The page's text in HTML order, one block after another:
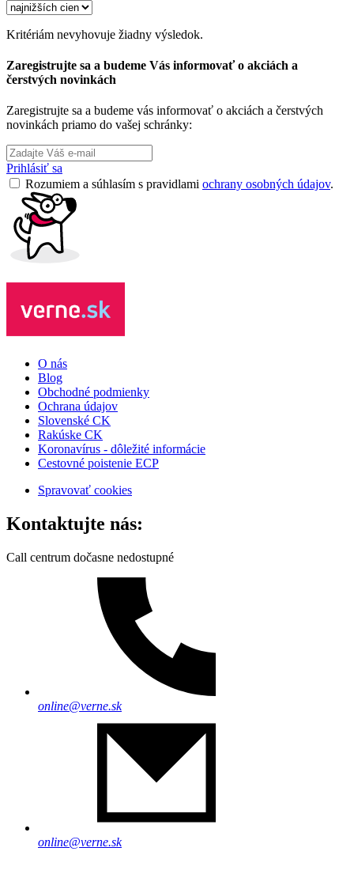
Kritériám nevyhovuje žiadny výsledok.
Zaregistrujte sa a budeme Vás informovať o akciách a
čerstvých novinkách
Zaregistrujte sa a budeme vás informovať o akciách a čerstvých
novinkách priamo do vašej schránky:
Prihlásiť sa
Rozumiem a súhlasím s pravidlami ochrany osobných údajov.
O nás
Blog
Obchodné podmienky
Ochrana údajov
Slovenské CK
Rakúske CK
Koronavírus - dôležité informácie
Cestovné poistenie ECP
Spravovať cookies
Kontaktujte nás:
Call centrum dočasne nedostupné
online@verne.sk
online@verne.sk